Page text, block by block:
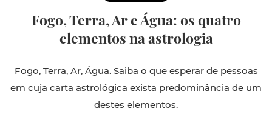
Fogo, Terra, Ar e Água: os quatro
elementos na astrologia
Fogo, Terra, Ar, Água. Saiba o que esperar de pessoas
em cuja carta astrológica exista predominância de um
destes elementos.